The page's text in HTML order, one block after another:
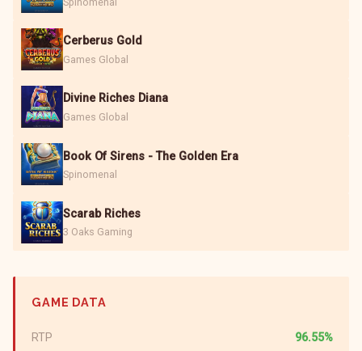
Cerberus Gold
Games Global
Divine Riches Diana
Games Global
Book Of Sirens - The Golden Era
Spinomenal
Scarab Riches
3 Oaks Gaming
GAME DATA
RTP 96.55%